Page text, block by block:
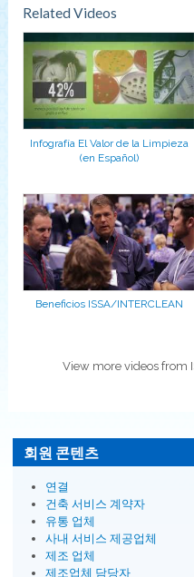
Related Videos
Infografía El Valor de la Limpieza
(en Español)
Beneficios ISSA/INTERCLEAN
View more videos from
회원 콘텐츠
연결
건축 서비스 계약자
유통 업체
사내 서비스 제공업체
제조 업체
제조업체 담당자